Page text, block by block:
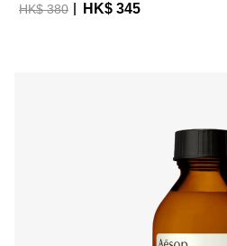
HK$ 380 HK$ 345